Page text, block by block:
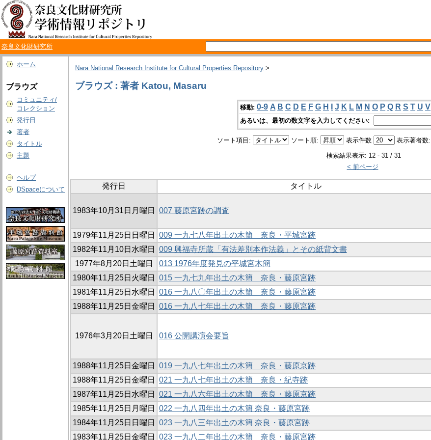
奈良文化財研究所
ホーム
ブラウズ
コミュニティ/
コレクション
発行日
著者
タイトル
主題
ヘルプ
DSpaceについて
Nara National Research Institute for Cultural Properties Repository >
ブラウズ : 著者 Katou, Masaru
移動: 0-9 A B C D E F G H J K L M N O P Q R S T U V
あるいは、最初の数文字を入力してください:
ソート項目: ソート順: 表示件数 表示著者数:
検索結果表示: 12 - 31 / 31
< 前ページ
発行日 タイトル
1983年10月31日月曜日 007 藤原宮跡の調査
1979年11月25日日曜日
009 一九七八年出土の木簡 奈良・平城宮跡
1982年11月10日水曜日
009 興福寺所蔵「有法差別本作法義」とその紙背文書
1977年8月20日土曜日
013 1976年度発見の平城宮木簡
1980年11月25日火曜日
015 一九七九年出土の木簡 奈良・藤原宮跡
1981年11月25日水曜日
016 一九八〇年出土の木簡 奈良・藤原宮跡
1988年11月25日金曜日
016 一九八七年出土の木簡 奈良・藤原宮跡
1976年3月20日土曜日 016 公開講演会要旨
1988年11月25日金曜日
019 一九八七年出土の木簡 奈良・藤原京跡
1988年11月25日金曜日
021 一九八七年出土の木簡 奈良・紀寺跡
1987年11月25日水曜日
021 一九八六年出土の木簡 奈良・藤原京跡
1985年11月25日月曜日
022 一九八四年出土の木簡 奈良・藤原宮跡
1984年11月25日日曜日
023 一九八三年出土の木簡 奈良・藤原宮跡
1983年11月25日金曜日
023 一九八二年出土の木簡 奈良・藤原宮跡